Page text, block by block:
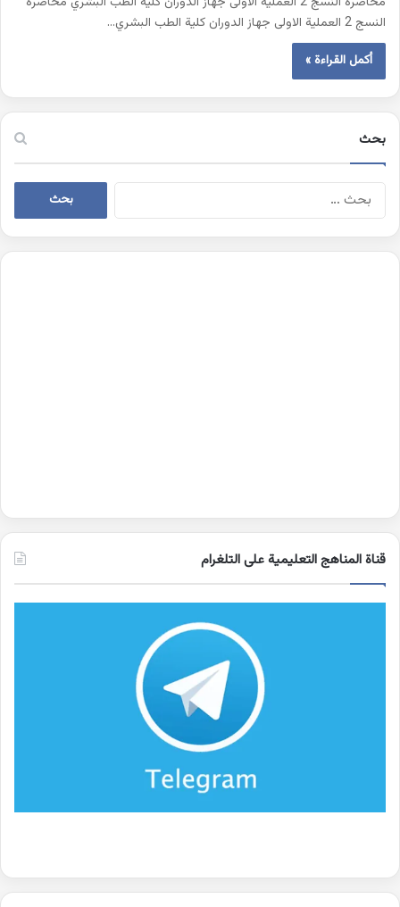
النسج 2 العملية الاولى جهاز الدوران كلية الطب البشري…
أكمل القراءة »
بحث
البحث
قناة المناهج التعليمية على التلغرام